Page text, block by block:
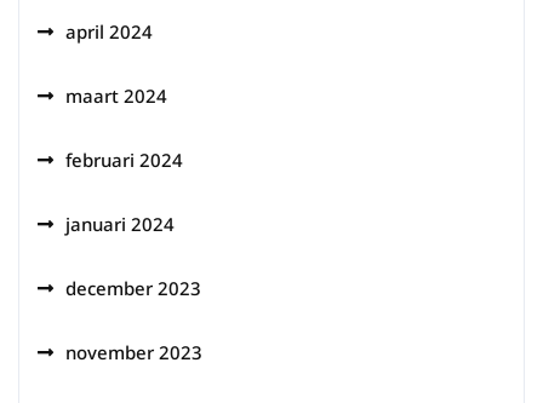
april 2024
maart 2024
februari 2024
januari 2024
december 2023
november 2023